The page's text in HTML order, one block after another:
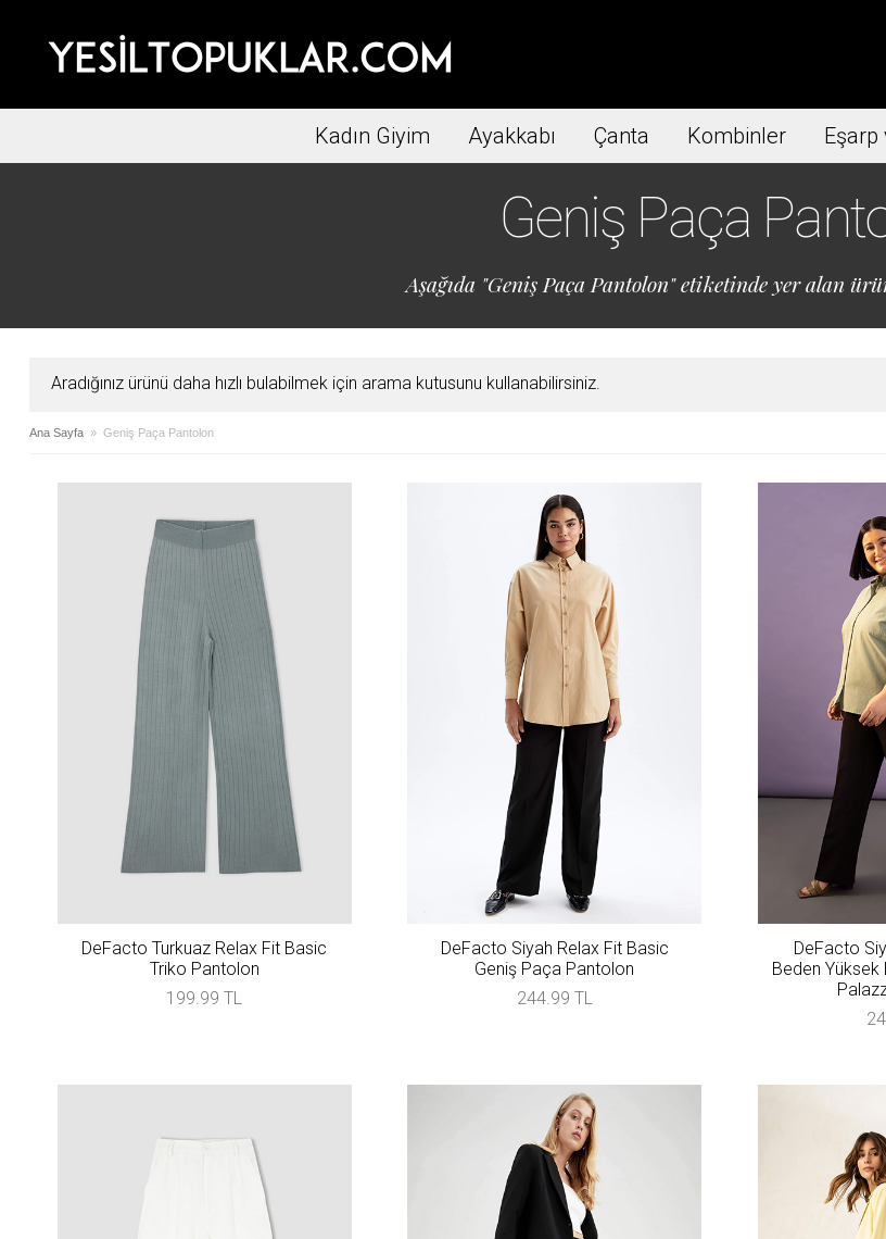
Kadın Giyim Ayakkabı Çanta Kombinler Eşarp
Geniş Paça
Aşağıda "Geniş Paça Pantolon" etiketinde yer alan
Aradığınız ürünü daha hızlı bulabilmek için arama kutusunu kullanabilirsiniz.
Ana Sayfa» Geniş Paça Pantolon
DeFacto Turkuaz Relax Fit Basic
Triko Pantolon
199.99 TL
DeFacto Siyah Relax Fit Basic
Geniş Paça Pantolon
244.99 TL
DeFacto
Beden Yüksek